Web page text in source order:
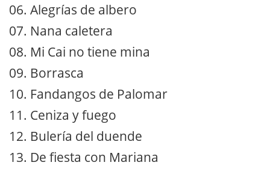
06. Alegrías de albero
07. Nana caletera
08. Mi Cai no tiene mina
09. Borrasca
10. Fandangos de Palomar
11. Ceniza y fuego
12. Bulería del duende
13. De fiesta con Mariana